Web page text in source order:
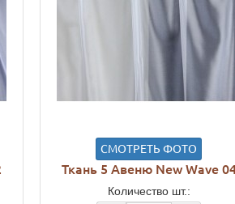
СМОТРЕТЬ ФОТО
Ткань 5 Авеню New Wave
Количество шт.: